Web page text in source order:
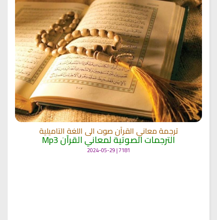
ترجمة معاني القرآن صوت الى اللغة التاميلية
الترجمات الصوتية لمعاني القرآن Mp3
7181 | 2024-05-29